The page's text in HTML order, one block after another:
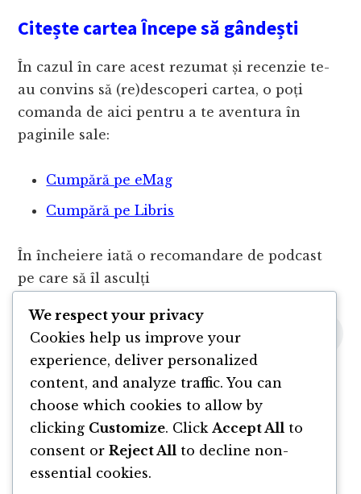
Citește cartea Începe să gândești
În cazul în care acest rezumat și recenzie te-
au convins să (re)descoperi cartea, o poți
comanda de aici pentru a te aventura în
paginile sale:
Cumpără pe eMag
Cumpără pe Libris
În încheiere iată o recomandare de podcast
pe care să îl asculți
We respect your privacy
Cookies help us improve your
experience, deliver personalized
content, and analyze traffic. You can
choose which cookies to allow by
clicking Customize. Click Accept All to
consent or Reject All to decline non-
essential cookies.